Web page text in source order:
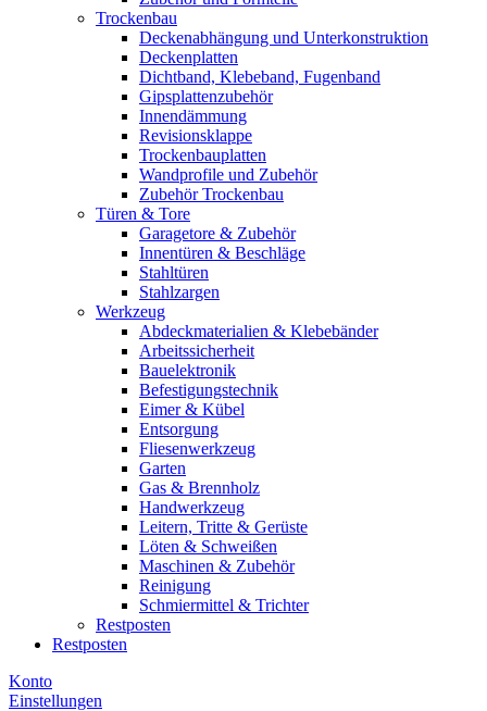
Trockenbau
Deckenabhängung und Unterkonstruktion
Deckenplatten
Dichtband, Klebeband, Fugenband
Gipsplattenzubehör
Innendämmung
Revisionsklappe
Trockenbauplatten
Wandprofile und Zubehör
Zubehör Trockenbau
Türen & Tore
Garagetore & Zubehör
Innentüren & Beschläge
Stahltüren
Stahlzargen
Werkzeug
Abdeckmaterialien & Klebebänder
Arbeitssicherheit
Bauelektronik
Befestigungstechnik
Eimer & Kübel
Entsorgung
Fliesenwerkzeug
Garten
Gas & Brennholz
Handwerkzeug
Leitern, Tritte & Gerüste
Löten & Schweißen
Maschinen & Zubehör
Reinigung
Schmiermittel & Trichter
Restposten
Restposten
Konto
Einstellungen